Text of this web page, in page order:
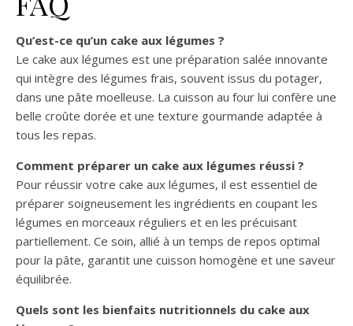
Qu’est-ce qu’un cake aux légumes ?
Le cake aux légumes est une préparation salée innovante
qui intègre des légumes frais, souvent issus du potager,
dans une pâte moelleuse. La cuisson au four lui confère une
belle croûte dorée et une texture gourmande adaptée à
tous les repas.
Comment préparer un cake aux légumes réussi ?
Pour réussir votre cake aux légumes, il est essentiel de
préparer soigneusement les ingrédients en coupant les
légumes en morceaux réguliers et en les précuisant
partiellement. Ce soin, allié à un temps de repos optimal
pour la pâte, garantit une cuisson homogène et une saveur
équilibrée.
Quels sont les bienfaits nutritionnels du cake aux